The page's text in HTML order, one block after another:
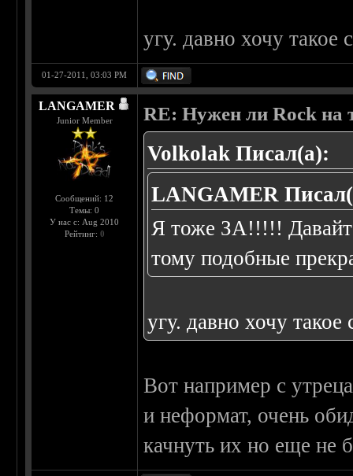
угу. давно хочу такое
01-27-2011, 03:03 PM
LANGAMER
Junior Member
Сообщений: 12
Темы: 0
У нас с: Aug 2010
Рейтинг: 0
RE: Нужен ли Rock на
Volkolak Писал(а):
LANGAMER
Я тоже ЗА!!!!!
тому подобные
угу. давно хочу такое
Вот например с
и неформат, очень
качнуть их но еще не